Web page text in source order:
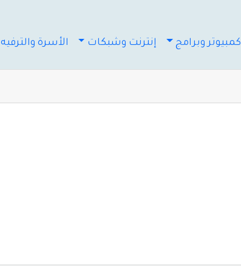
كمبيوتر وبرامج إنترنت وشبكات الأسرة والترفيه